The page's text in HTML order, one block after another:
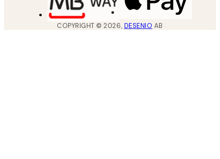
COPYRIGHT ©2026, DESENIO AB